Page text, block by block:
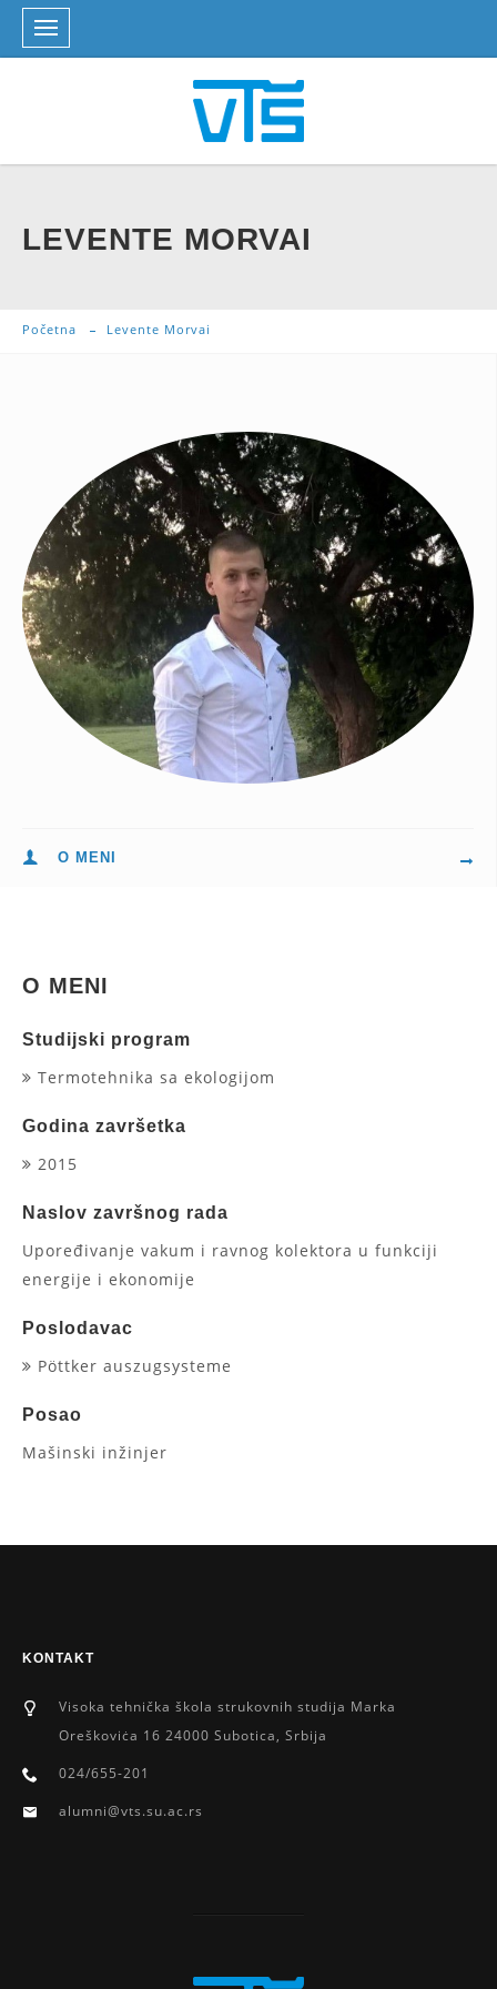
LEVENTE MORVAI
Početna Levente Morvai
O MENI
O MENI
Studijski program
Termotehnika sa ekologijom
Godina završetka
2015
Naslov završnog rada
Upoređivanje vakum i ravnog kolektora u funkciji
energije i ekonomije
Poslodavac
Pöttker auszugsysteme
Posao
Mašinski inžinjer
KONTAKT
Visoka tehnička škola strukovnih studija Marka
Oreškoviċa 16 24000 Subotica, Srbija
024/655-201
alumni@vts.su.ac.rs